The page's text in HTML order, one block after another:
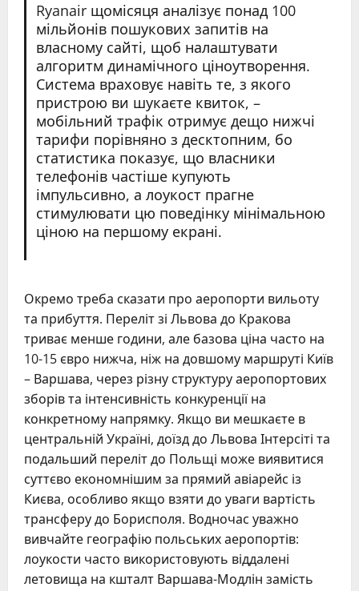
Ryanair щомісяця аналізує понад 100
мільйонів пошукових запитів на
власному сайті, щоб налаштувати
алгоритм динамічного ціноутворення.
Система враховує навіть те, з якого
пристрою ви шукаєте квиток, –
мобільний трафік отримує дещо нижчі
тарифи порівняно з десктопним, бо
статистика показує, що власники
телефонів частіше купують
імпульсивно, а лоукост прагне
стимулювати цю поведінку мінімальною
ціною на першому екрані.
Окремо треба сказати про аеропорти вильоту
та прибуття. Переліт зі Львова до Кракова
триває менше години, але базова ціна часто на
10-15 євро нижча, ніж на довшому маршруті Київ
– Варшава, через різну структуру аеропортових
зборів та інтенсивність конкуренції на
конкретному напрямку. Якщо ви мешкаєте в
центральній Україні, доїзд до Львова Інтерсіті та
подальший переліт до Польщі може виявитися
суттєво економнішим за прямий авіарейс із
Києва, особливо якщо взяти до уваги вартість
трансферу до Борисполя. Водночас уважно
вивчайте географію польських аеропортів:
лоукости часто використовують віддалені
летовища на кшталт Варшава-Модлін замість